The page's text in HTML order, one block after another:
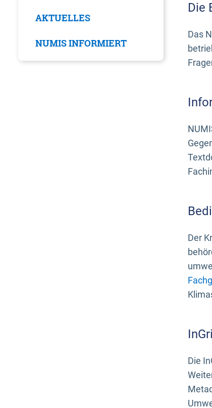
AKTUELLES
NUMIS INFORMIERT
Die
Das
Der
Die